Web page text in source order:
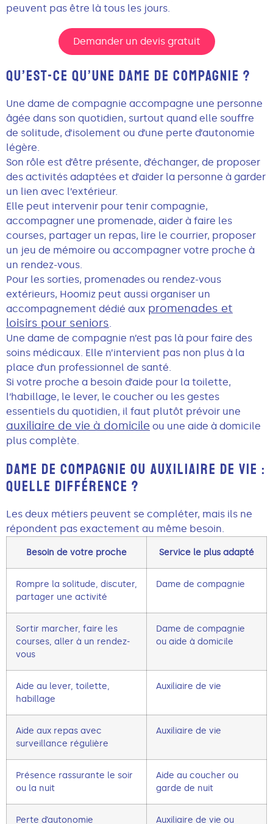
peuvent pas être là tous les jours.
Demander un devis gratuit
QU’EST-CE QU’UNE DAME DE COMPAGNIE ?
Une dame de compagnie accompagne une personne
âgée dans son quotidien, surtout quand elle souffre
de solitude, d’isolement ou d’une perte d’autonomie
légère.
Son rôle est d’être présente, d’échanger, de proposer
des activités adaptées et d’aider la personne à garder
un lien avec l’extérieur.
Elle peut intervenir pour tenir compagnie,
accompagner une promenade, aider à faire les
courses, partager un repas, lire le courrier, proposer
un jeu de mémoire ou accompagner votre proche à
un rendez-vous.
Pour les sorties, promenades ou rendez-vous
extérieurs, Hoomiz peut aussi organiser un
accompagnement dédié aux promenades et
loisirs pour seniors.
Une dame de compagnie n’est pas là pour faire des
soins médicaux. Elle n’intervient pas non plus à la
place d’un professionnel de santé.
Si votre proche a besoin d’aide pour la toilette,
l’habillage, le lever, le coucher ou les gestes
essentiels du quotidien, il faut plutôt prévoir une
auxiliaire de vie à domicile ou une aide à domicile
plus complète.
DAME DE COMPAGNIE OU AUXILIAIRE DE VIE :
QUELLE DIFFÉRENCE ?
Les deux métiers peuvent se compléter, mais ils ne
répondent pas exactement au même besoin.
Besoin de votre proche Service le plus adapté
Rompre la solitude, discuter,
partager une activité
Dame de compagnie
Sortir marcher, faire les
courses, aller à un rendez-
vous
Dame de compagnie
ou aide à domicile
Aide au lever, toilette,
habillage
Auxiliaire de vie
Aide aux repas avec
surveillance régulière
Auxiliaire de vie
Présence rassurante le soir
ou la nuit
Aide au coucher ou
garde de nuit
Perte d’autonomie Auxiliaire de vie ou